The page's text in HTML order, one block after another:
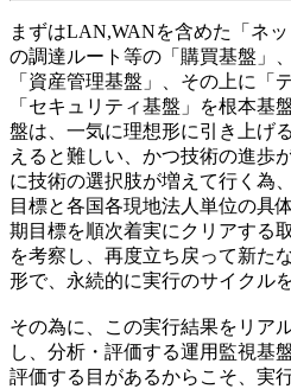
まずはLAN,WANを含めた「ネ
の調達ルート等の「購買基盤」
「資産管理基盤」、その上に「
「セキュリティ基盤」を根本基
盤は、一気に理想形に引き上げ
えると難しい、かつ技術の進歩
に技術の選択肢が増えて行く為
目標と各国各現地法人単位の具
期目標を順次着実にクリアする
を考察し、再度立ち戻って新た
形で、永続的に実行のサイクル
その為に、この実行結果をリア
し、分析・評価する運用監視基
評価する目があるからこそ、実